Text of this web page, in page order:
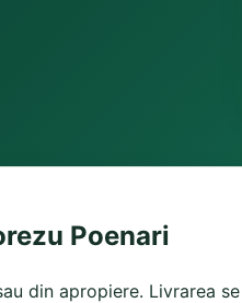
Poenari
din apropiere. Livrarea